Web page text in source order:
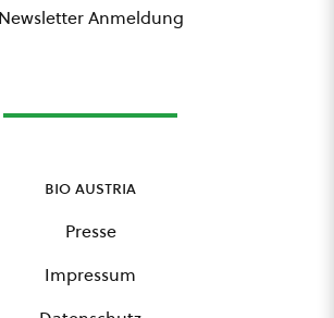
Newsletter Anmeldung
bio austria
Presse
Impressum